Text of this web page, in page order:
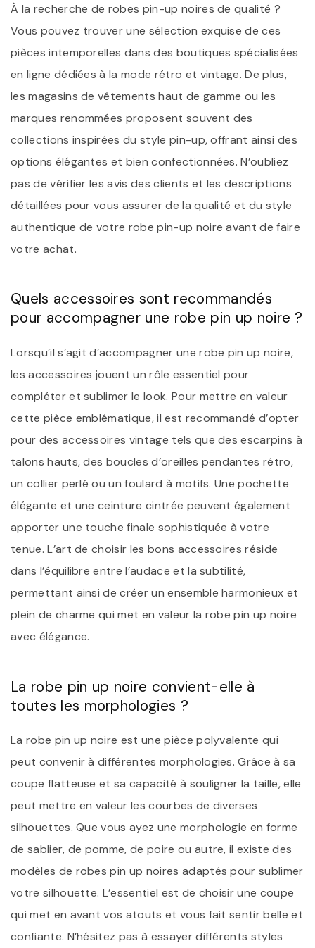
À la recherche de robes pin-up noires de qualité ?
Vous pouvez trouver une sélection exquise de ces
pièces intemporelles dans des boutiques spécialisées
en ligne dédiées à la mode rétro et vintage. De plus,
les magasins de vêtements haut de gamme ou les
marques renommées proposent souvent des
collections inspirées du style pin-up, offrant ainsi des
options élégantes et bien confectionnées. N’oubliez
pas de vérifier les avis des clients et les descriptions
détaillées pour vous assurer de la qualité et du style
authentique de votre robe pin-up noire avant de faire
votre achat.
Quels accessoires sont recommandés
pour accompagner une robe pin up noire ?
Lorsqu’il s’agit d’accompagner une robe pin up noire,
les accessoires jouent un rôle essentiel pour
compléter et sublimer le look. Pour mettre en valeur
cette pièce emblématique, il est recommandé d’opter
pour des accessoires vintage tels que des escarpins à
talons hauts, des boucles d’oreilles pendantes rétro,
un collier perlé ou un foulard à motifs. Une pochette
élégante et une ceinture cintrée peuvent également
apporter une touche finale sophistiquée à votre
tenue. L’art de choisir les bons accessoires réside
dans l’équilibre entre l’audace et la subtilité,
permettant ainsi de créer un ensemble harmonieux et
plein de charme qui met en valeur la robe pin up noire
avec élégance.
La robe pin up noire convient-elle à
toutes les morphologies ?
La robe pin up noire est une pièce polyvalente qui
peut convenir à différentes morphologies. Grâce à sa
coupe flatteuse et sa capacité à souligner la taille, elle
peut mettre en valeur les courbes de diverses
silhouettes. Que vous ayez une morphologie en forme
de sablier, de pomme, de poire ou autre, il existe des
modèles de robes pin up noires adaptés pour sublimer
votre silhouette. L’essentiel est de choisir une coupe
qui met en avant vos atouts et vous fait sentir belle et
confiante. N’hésitez pas à essayer différents styles